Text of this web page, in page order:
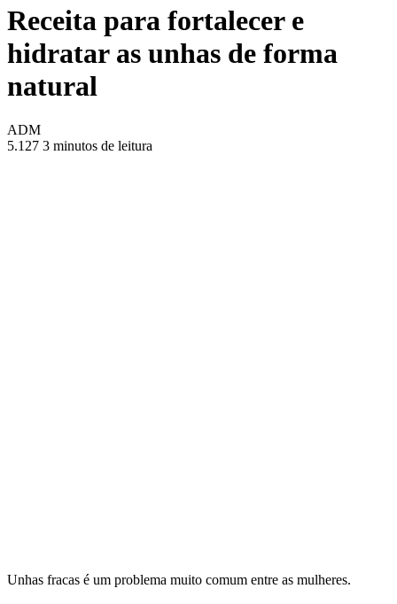
Receita para fortalecer e
hidratar as unhas de forma
natural
ADM
5.127 3 minutos de leitura
Unhas fracas é um problema muito comum entre as mulheres.